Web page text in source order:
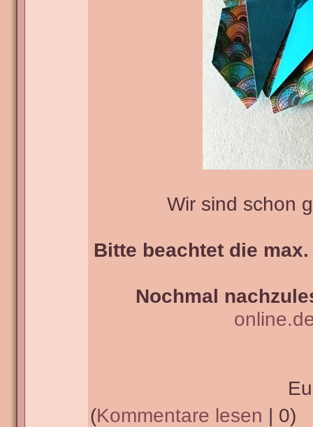
Wir sind schon
Bitte beachtet die
Nochmal
(Kommentare lesen | 0)